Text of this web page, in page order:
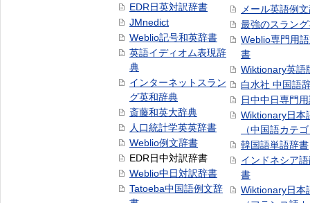
EDR日英対訳辞書
JMnedict
Weblio記号和英辞書
英語イディオム表現辞
典
インターネットスラン
グ英和辞典
斎藤和英大辞典
人口統計学英英辞書
Weblio例文辞書
EDR日中対訳辞書
Weblio中日対訳辞書
Tatoeba中国語例文辞
メール英語例
最強のスラン
Weblio専門用
書
Wiktionary英語
白水社 中国語
日中中日専門
Wiktionary日本
（中国語カテ
韓国語単語辞書
インドネシア
書
Wiktionary日本